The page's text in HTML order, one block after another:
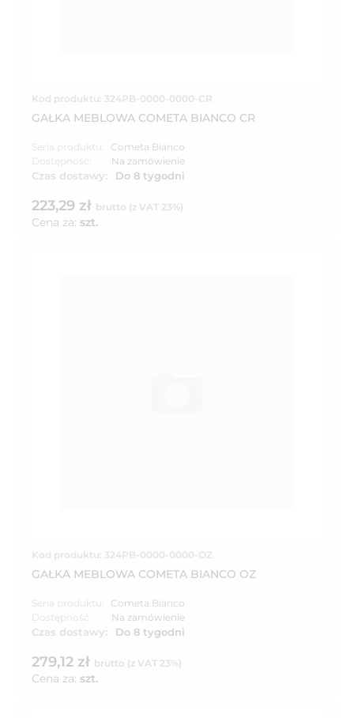
Kod produktu: 324PB-0000-0000-CR
GAŁKA MEBLOWA COMETA BIANCO CR
Seria produktu:
Cometa Bianco
Dostępność:
Na zamówienie
Czas dostawy: Do 8 tygodni
223,29 zł brutto (z VAT 23%)
Cena za: szt.
Kod produktu: 324PB-0000-0000-OZ
GAŁKA MEBLOWA COMETA BIANCO OZ
Seria produktu:
Cometa Bianco
Dostępność:
Na zamówienie
Czas dostawy: Do 8 tygodni
279,12 zł brutto (z VAT 23%)
Cena za: szt.